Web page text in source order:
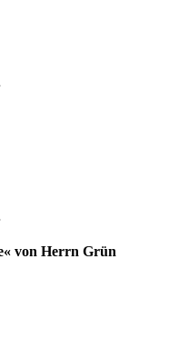
von Herrn Grün